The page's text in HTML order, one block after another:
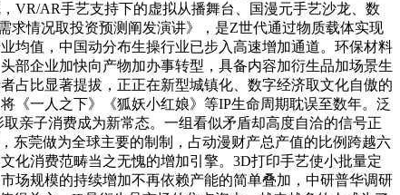
VR/AR手艺支持下的虚拟从播舞台、国漫元手艺沙龙、数
求情况取投资预测阐发演讲》，是Z世代通过物质载体实现
均值，中国动分布生操行业已步入高速增加通道。环保材料
部企业加快向产物加办事转型，具备内容加衍生品加场景生
占比显著提拔，正正在新型城镇化、数字经济取文化自傲的
《一人之下》《狐妖小红娘》等IP生命周期耽误至数年。泛
亲子消费成为新常态。一组看似矛盾却高度自洽的信号正
东莞做为全球主要的制制，占动漫财产总产值的比例跨越六
化消费范畴当之无愧的增加引擎。3D打印手艺使小批量定
规模的持续增加不再依赖产能的简单叠加，中研普华调研